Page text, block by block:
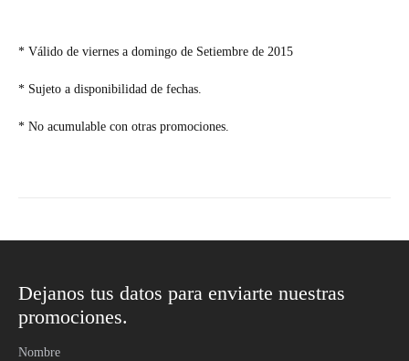
* Válido de viernes a domingo de Setiembre de 2015
* Sujeto a disponibilidad de fechas.
* No acumulable con otras promociones.
Dejanos tus datos para enviarte nuestras
promociones.
Nombre